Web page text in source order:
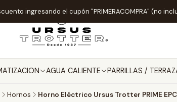
AGUA CALIENTE PARRILLAS /
ingresando el cupón "PRIMERACOMPRA" (no
Hornos Horno Eléctrico Ursus Trotter PRIME